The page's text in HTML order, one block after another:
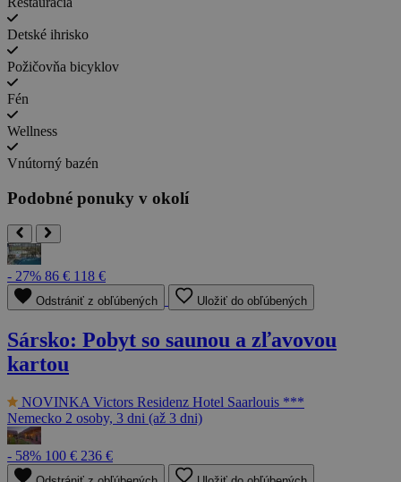
Detské ihrisko
Požičovňa bicyklov
Fén
Wellness
Vnútorný bazén
Podobné ponuky v okolí
- 27% 86 € 118 €
Odstrániť z obľúbených Uložiť do obľúbených
Sársko: Pobyt so saunou a zľavovou
kartou
NOVINKA Victors Residenz Hotel Saarlouis ***
Nemecko 2 osoby, 3 dni (až 3 dni)
- 58% 100 € 236 €